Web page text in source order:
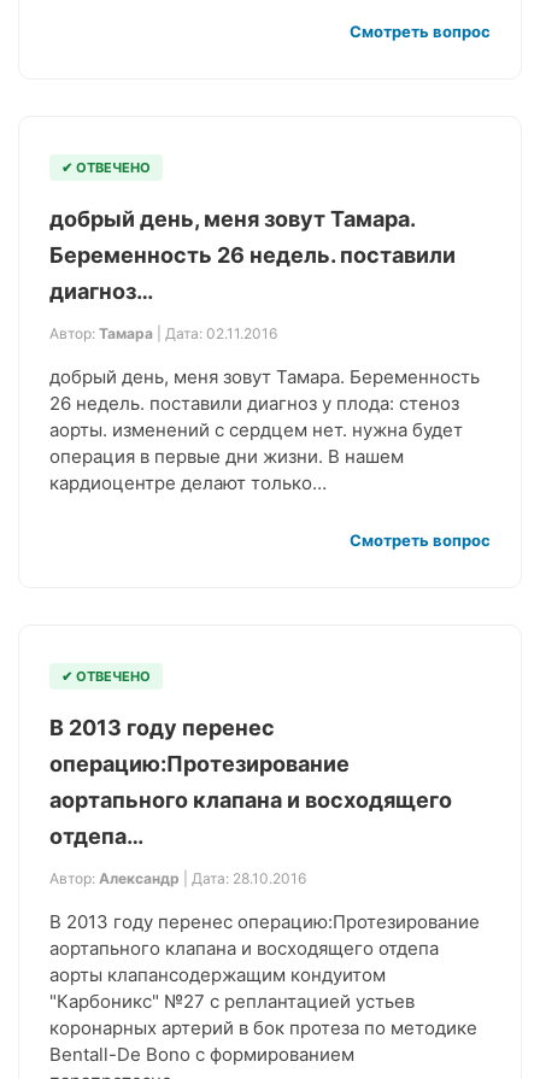
Смотреть вопрос
✔ ОТВЕЧЕНО
добрый день, меня зовут Тамара.
Беременность 26 недель. поставили
диагноз…
Автор: Тамара | Дата: 02.11.2016
добрый день, меня зовут Тамара. Беременность
26 недель. поставили диагноз у плода: стеноз
аорты. изменений с сердцем нет. нужна будет
операция в первые дни жизни. В нашем
кардиоцентре делают только…
Смотреть вопрос
✔ ОТВЕЧЕНО
В 2013 году перенес
операцию:Протезирование
аортапьного клапана и восходящего
отдепа…
Автор: Александр | Дата: 28.10.2016
В 2013 году перенес операцию:Протезирование
аортапьного клапана и восходящего отдепа
аорты клапансодержащим кондуитом
"Карбоникс" №27 с реплантацией устьев
коронарных артерий в бок протеза по методике
Bentall-De Bono с формированием